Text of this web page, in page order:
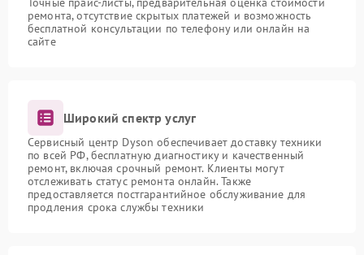
ремонта, отсутствие скрытых платежей и возможность
бесплатной консультации по телефону или онлайн на
сайте
Широкий спектр услуг
Сервисный центр Dyson обеспечивает доставку техники
по всей РФ, бесплатную диагностику и качественный
ремонт, включая срочный ремонт. Клиенты могут
отслеживать статус ремонта онлайн. Также
предоставляется постгарантийное обслуживание для
продления срока службы техники